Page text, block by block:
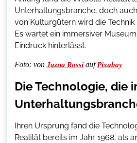
Unterhaltungsbranche, doch
von Kulturgütern wird die Technik
Es wartet ein immersiver
Eindruck hinterlässt.
Foto: von Jazna Rossi aufPixabay
Die Technologie, die
Ihren Ursprung fand die
Realität bereits im Jahr 1968, als